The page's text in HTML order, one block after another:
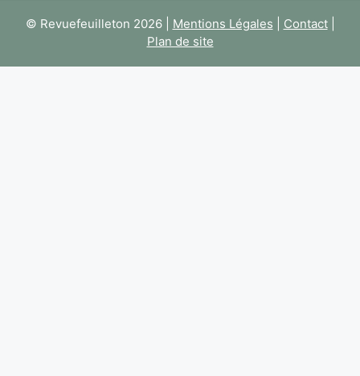
© Revuefeuilleton 2026 | Mentions Légales Contact|
Plan de site